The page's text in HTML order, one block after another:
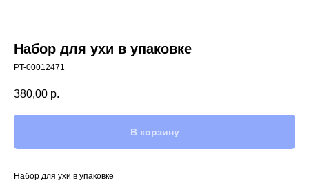
Набор для ухи в упаковке
PT-00012471
380,00 р.
В корзину
Набор для ухи в упаковке